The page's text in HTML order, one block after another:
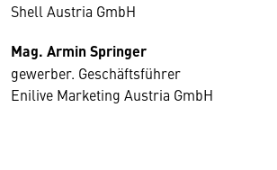
Shell Austria GmbH
Mag. Armin Springer
gewerber. Geschäftsführer
Enilive Marketing Austria GmbH